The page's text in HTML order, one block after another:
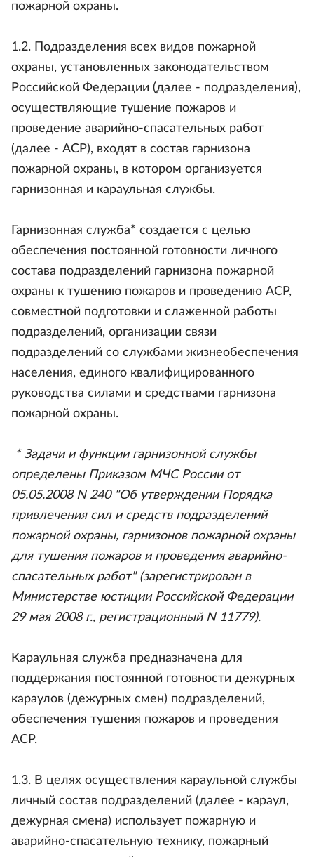
пожарной охраны.
1.2. Подразделения всех видов пожарной
охраны, установленных законодательством
Российской Федерации (далее - подразделения),
осуществляющие тушение пожаров и
проведение аварийно-спасательных работ
(далее - АСР), входят в состав гарнизона
пожарной охраны, в котором организуется
гарнизонная и караульная службы.
Гарнизонная служба* создается с целью
обеспечения постоянной готовности личного
состава подразделений гарнизона пожарной
охраны к тушению пожаров и проведению АСР,
совместной подготовки и слаженной работы
подразделений, организации связи
подразделений со службами жизнеобеспечения
населения, единого квалифицированного
руководства силами и средствами гарнизона
пожарной охраны.
* Задачи и функции гарнизонной службы
определены Приказом МЧС России от
05.05.2008 N 240 "Об утверждении Порядка
привлечения сил и средств подразделений
пожарной охраны, гарнизонов пожарной охраны
для тушения пожаров и проведения аварийно-
спасательных работ" (зарегистрирован в
Министерстве юстиции Российской Федерации
29 мая 2008 г., регистрационный N 11779).
Караульная служба предназначена для
поддержания постоянной готовности дежурных
караулов (дежурных смен) подразделений,
обеспечения тушения пожаров и проведения
АСР.
1.3. В целях осуществления караульной службы
личный состав подразделений (далее - караул,
дежурная смена) использует пожарную и
аварийно-спасательную технику, пожарный